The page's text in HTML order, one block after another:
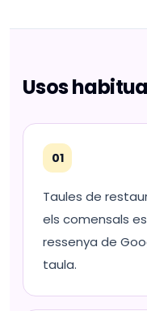
Usos
01
Taules de
els comensals
ressenya de
taula.